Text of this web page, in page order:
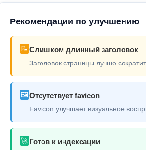
Рекомендации по улучшению
📝 Слишком длинный заголовок
Заголовок страницы лучше
🖼️Отсутствует favicon
Favicon улучшает визуальное
🚀 Готов к индексации